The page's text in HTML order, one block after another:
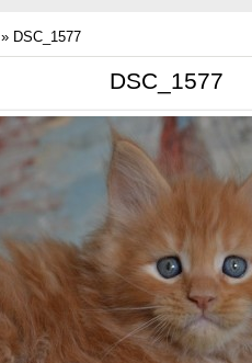
» DSC_1577
DSC_1577